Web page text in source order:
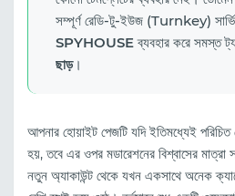
সম্পূর্ণ রেডি-টু-ইউজ (Turnkey)
SPYHOUSEব্যবহার করে সমস্ত
ছাড়।
আপনার হোয়াইট পেজটি যদি ইতিমধ্যেই
হয়, তবে এর ওপর মডারেশনের বিশ্বাসের মাত্রা
নতুন অ্যাকাউন্ট থেকে যখন একসাথে অনেক